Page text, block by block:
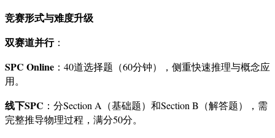
竞赛形式与难度升级
双赛道并行：
SPC Online ：40道选择题（60分钟），侧重快速推理与概念应
用。
线下SPC ：分Section A（基础题）和Section B（解答题），需
完整推导物理过程，满分50分。